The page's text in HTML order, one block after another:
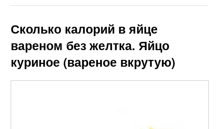
Сколько калорий в яйце
вареном без желтка. Яйцо
куриное (вареное вкрутую)